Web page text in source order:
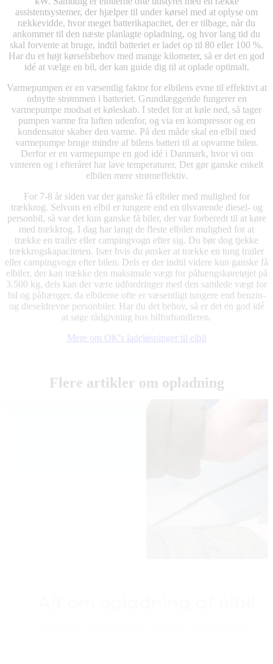
assistentsystemer, der hjælper til under kørsel med at oplyse om
rækkevidde, hvor meget batterikapacitet, der er tilbage, når du
ankommer til den næste planlagte opladning, og hvor lang tid du
skal forvente at bruge, indtil batteriet er ladet op til 80 eller 100 %.
Har du et højt kørselsbehov med mange kilometer, så er det en god
idé at vælge en bil, der kan guide dig til at oplade optimalt.
Varmepumpen er en væsentlig faktor for elbilens evne til effektivt at
udnytte strømmen i batteriet. Grundlæggende fungerer en
varmepumpe modsat et køleskab. I stedet for at køle ned, så tager
pumpen varme fra luften udenfor, og via en kompressor og en
kondensator skaber den varme. På den måde skal en elbil med
varmepumpe bruge mindre af bilens batteri til at opvarme bilen.
Derfor er en varmepumpe en god idé i Danmark, hvor vi om
vinteren og i efteråret har lave temperaturer. Det gør ganske enkelt
elbilen mere strømeffektiv.
For 7-8 år siden var der ganske få elbiler med mulighed for
trækkrog. Selvom en elbil er tungere end en tilsvarende diesel- og
personbil, så var det kun ganske få biler, der var forberedt til at køre
med trækkrog. I dag har langt de fleste elbiler mulighed for at
trække en trailer eller campingvogn efter sig. Du bør dog tjekke
trækkrogskapaciteten. Især hvis du ønsker at trække en tung trailer
eller campingvogn efter bilen. Dels er der indtil videre kun ganske få
elbiler, der kan trække den maksimale vægt for påhængskøretøjet på
3.500 kg, dels kan der være udfordringer med den samlede vægt for
bil og påhænger, da elbilerne ofte er væsentligt tungere end benzin-
og dieseldrevne personbiler. Har du det behov, så er det en god idé
at søge rådgivning hos bilforhandleren.
Mere om OK's ladeløsninger til elbil
Flere artikler om opladning